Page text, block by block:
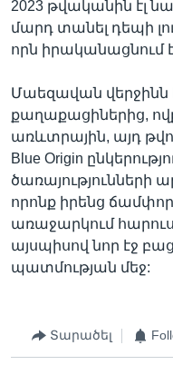
2023 թվականին էլ
մարդ տանել դեպի
որն իրականացնում է
Մաեզավան վերջինն
քաղաքացիներից,
առևտրային, այդ
Blue Origin
ծառայությունների
որոնք իրենց
առաջարկում
այսպիսով նոր էջ
պատմության մեջ:
Տարածել